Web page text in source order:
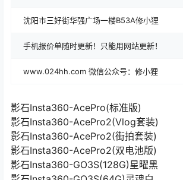
沈阳市三好街华强广场一楼B53A修小狸
手机报价单随时更新！只能用网站更新！
www.024hh.com 微信公众号：修小狸
影石Insta360-AcePro(标准版)
影石Insta360-AcePro2(Vlog套装)
影石Insta360-AcePro2(街拍套装)
影石Insta360-AcePro2(双电池版)
影石Insta360-GO3S(128G)星曜黑